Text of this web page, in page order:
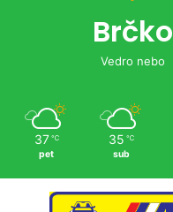
Brčko
Vedro nebo
37 ℃
pet
35 ℃
sub